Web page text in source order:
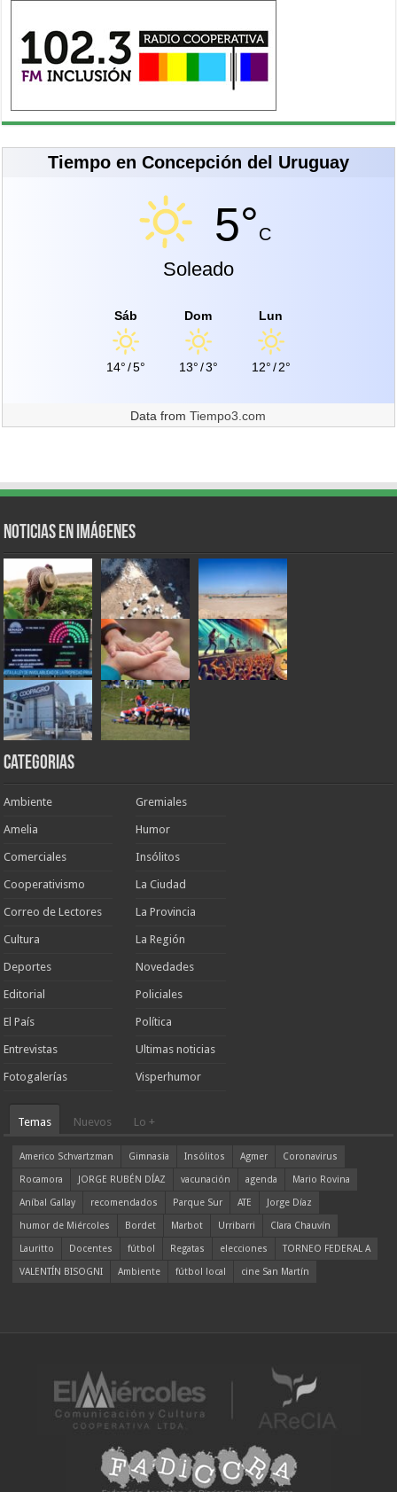
Tiempo en Concepción del Uruguay
5°C
Soleado
Sáb
14°/5°
Dom
13°/3°
Lun
12°/2°
Data fromTiempo3.com
Noticias en Imágenes
Categorias
Ambiente
Amelia
Comerciales
Cooperativismo
Correo de Lectores
Cultura
Deportes
Editorial
El País
Entrevistas
Fotogalerías
Gremiales
Humor
Insólitos
La Ciudad
La Provincia
La Región
Novedades
Policiales
Política
Ultimas noticias
Visperhumor
Temas Nuevos Lo +
Americo Schvartzman Gimnasia Insólitos Agmer
Coronavirus
Rocamora
JORGE RUBÉN DÍAZ vacunación agenda
Mario Rovina
Aníbal Gallay
recomendados Parque Sur ATE
Jorge Díaz
humor de Miércoles
Bordet Marbot Urribarri
Clara Chauvín
Lauritto
Docentes fútbol Regatas elecciones
TORNEO FEDERAL A
VALENTÍN BISOGNI
Ambiente fútbol local cine San Martín